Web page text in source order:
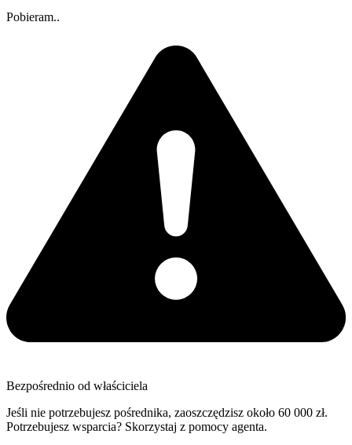
Pobieram..
Bezpośrednio od właściciela
Jeśli nie potrzebujesz pośrednika, zaoszczędzisz około 60 000 zł.
Potrzebujesz wsparcia? Skorzystaj z pomocy agenta.